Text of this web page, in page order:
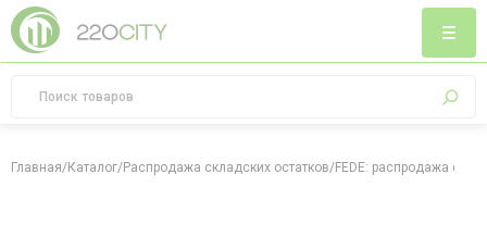
Главная/Каталог/Распродажа складских остатков/FEDE: распродажа